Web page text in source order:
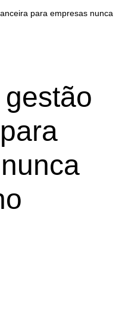
para empresas nunca